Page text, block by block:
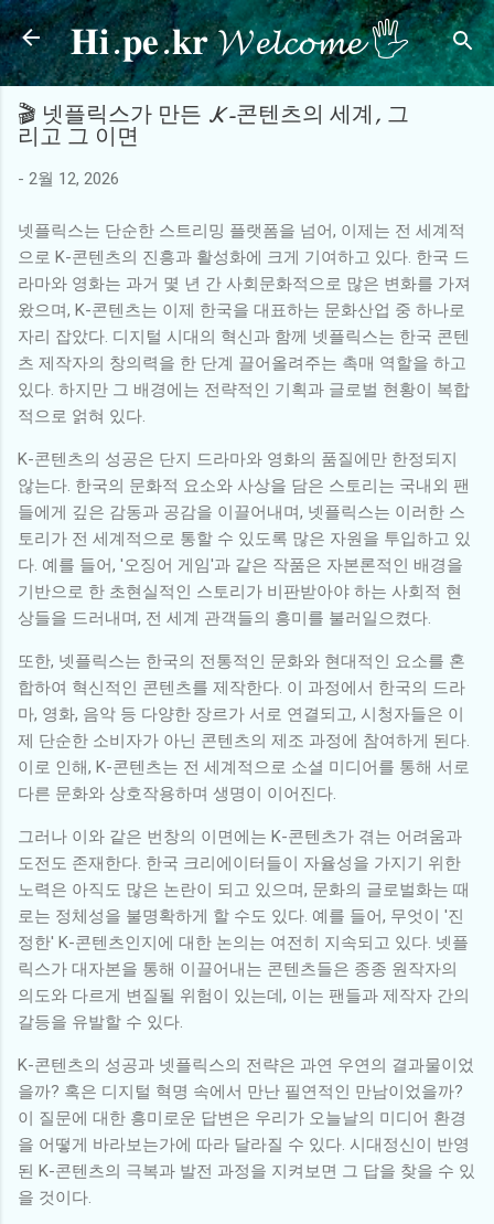
기본 콘텐츠로 건너뛰기
𝐇𝐢.𝐩𝐞.𝐤𝐫 𝓦𝓮𝓵𝓬𝓸𝓶𝓮 🖐
🎬 넷플릭스가 만든 K-콘텐츠의 세계, 그
리고 그 이면
- 2월 12, 2026
넷플릭스는 단순한 스트리밍 플랫폼을 넘어, 이제는 전 세계적
으로 K-콘텐츠의 진흥과 활성화에 크게 기여하고 있다. 한국 드
라마와 영화는 과거 몇 년 간 사회문화적으로 많은 변화를 가져
왔으며, K-콘텐츠는 이제 한국을 대표하는 문화산업 중 하나로
자리 잡았다. 디지털 시대의 혁신과 함께 넷플릭스는 한국 콘텐
츠 제작자의 창의력을 한 단계 끌어올려주는 촉매 역할을 하고
있다. 하지만 그 배경에는 전략적인 기획과 글로벌 현황이 복합
적으로 얽혀 있다.
K-콘텐츠의 성공은 단지 드라마와 영화의 품질에만 한정되지
않는다. 한국의 문화적 요소와 사상을 담은 스토리는 국내외 팬
들에게 깊은 감동과 공감을 이끌어내며, 넷플릭스는 이러한 스
토리가 전 세계적으로 통할 수 있도록 많은 자원을 투입하고 있
다. 예를 들어, '오징어 게임'과 같은 작품은 자본론적인 배경을
기반으로 한 초현실적인 스토리가 비판받아야 하는 사회적 현
상들을 드러내며, 전 세계 관객들의 흥미를 불러일으켰다.
또한, 넷플릭스는 한국의 전통적인 문화와 현대적인 요소를 혼
합하여 혁신적인 콘텐츠를 제작한다. 이 과정에서 한국의 드라
마, 영화, 음악 등 다양한 장르가 서로 연결되고, 시청자들은 이
제 단순한 소비자가 아닌 콘텐츠의 제조 과정에 참여하게 된다.
이로 인해, K-콘텐츠는 전 세계적으로 소셜 미디어를 통해 서로
다른 문화와 상호작용하며 생명이 이어진다.
그러나 이와 같은 번창의 이면에는 K-콘텐츠가 겪는 어려움과
도전도 존재한다. 한국 크리에이터들이 자율성을 가지기 위한
노력은 아직도 많은 논란이 되고 있으며, 문화의 글로벌화는 때
로는 정체성을 불명확하게 할 수도 있다. 예를 들어, 무엇이 '진
정한' K-콘텐츠인지에 대한 논의는 여전히 지속되고 있다. 넷플
릭스가 대자본을 통해 이끌어내는 콘텐츠들은 종종 원작자의
의도와 다르게 변질될 위험이 있는데, 이는 팬들과 제작자 간의
갈등을 유발할 수 있다.
K-콘텐츠의 성공과 넷플릭스의 전략은 과연 우연의 결과물이었
을까? 혹은 디지털 혁명 속에서 만난 필연적인 만남이었을까?
이 질문에 대한 흥미로운 답변은 우리가 오늘날의 미디어 환경
을 어떻게 바라보는가에 따라 달라질 수 있다. 시대정신이 반영
된 K-콘텐츠의 극복과 발전 과정을 지켜보면 그 답을 찾을 수 있
을 것이다.